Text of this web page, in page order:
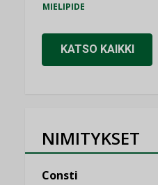
MIELIPIDE
KATSO KAIKKI
NIMITYKSET
Consti